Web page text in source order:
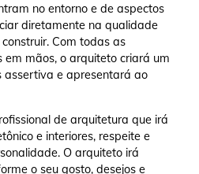
no entorno e de aspectos
diretamente na qualidade
Com todas as
em mãos, o arquiteto criará um
assertiva e apresentará ao
de arquitetura que irá
e interiores, respeite e
O arquiteto irá
o seu gosto, desejos e